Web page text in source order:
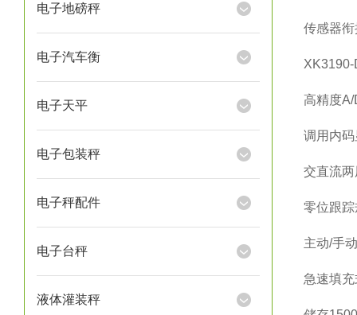
电子地磅秤
电子汽车衡
电子天平
电子包装秤
电子秤配件
电子台秤
液体灌装秤
传感器
XK3190-
高精度A/
调用内
交直流
零位跟
主动/手
急速填